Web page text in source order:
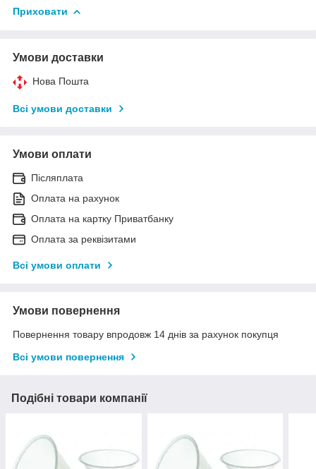
Приховати
Умови доставки
Нова Пошта
Всі умови доставки
Умови оплати
Післяплата
Оплата на рахунок
Оплата на картку Приватбанку
Оплата за реквізитами
Всі умови оплати
Умови повернення
Повернення товару впродовж 14 днів за рахунок покупця
Всі умови повернення
Подібні товари компанії